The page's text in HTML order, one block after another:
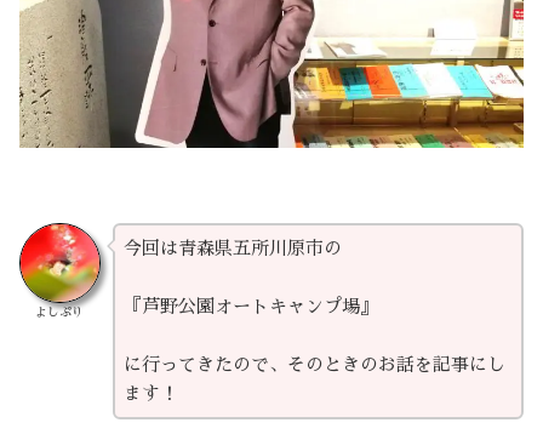
よしぷり
今回は青森県五所川原市の
『芦野公園オートキャンプ場』
に行ってきたので、そのときのお話を記事にし
ます！